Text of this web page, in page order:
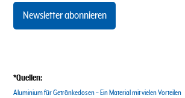
Newsletter abonnieren
*Quellen:
Aluminium für Getränkedosen – Ein Material mit vielen Vorteilen